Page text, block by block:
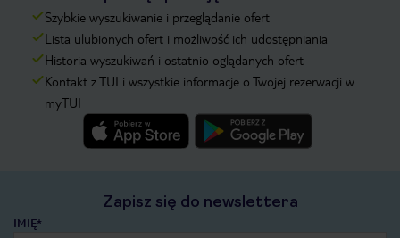
Szybkie wyszukiwanie i przeglądanie ofert
Lista ulubionych ofert i możliwość ich udostępniania
Historia wyszukiwań i ostatnio oglądanych ofert
Kontakt z TUI i wszystkie informacje o Twojej rezerwacji w
myTUI
Zapisz się do newslettera
IMIĘ*